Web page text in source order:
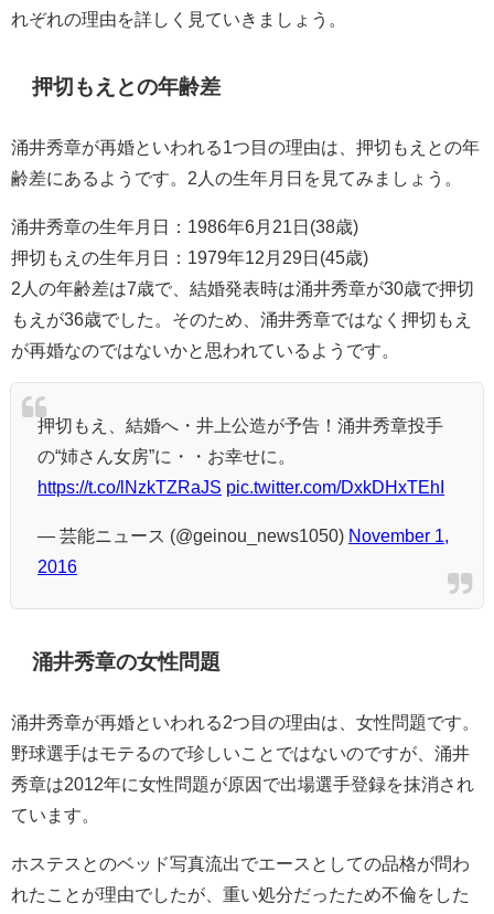
れぞれの理由を詳しく見ていきましょう。
押切もえとの年齢差
涌井秀章が再婚といわれる1つ目の理由は、押切もえとの年
齢差にあるようです。2人の生年月日を見てみましょう。
涌井秀章の生年月日：1986年6月21日(38歳)
押切もえの生年月日：1979年12月29日(45歳)
2人の年齢差は7歳で、結婚発表時は涌井秀章が30歳で押切
もえが36歳でした。そのため、涌井秀章ではなく押切もえ
が再婚なのではないかと思われているようです。
押切もえ、結婚へ・井上公造が予告！涌井秀章投手
の“姉さん女房”に・・お幸せに。
https://t.co/lNzkTZRaJS pic.twitter.com/DxkDHxTEhI
— 芸能ニュース (@geinou_news1050) November 1,
2016
涌井秀章の女性問題
涌井秀章が再婚といわれる2つ目の理由は、女性問題です。
野球選手はモテるので珍しいことではないのですが、涌井
秀章は2012年に女性問題が原因で出場選手登録を抹消され
ています。
ホステスとのベッド写真流出でエースとしての品格が問わ
れたことが理由でしたが、重い処分だったため不倫をした